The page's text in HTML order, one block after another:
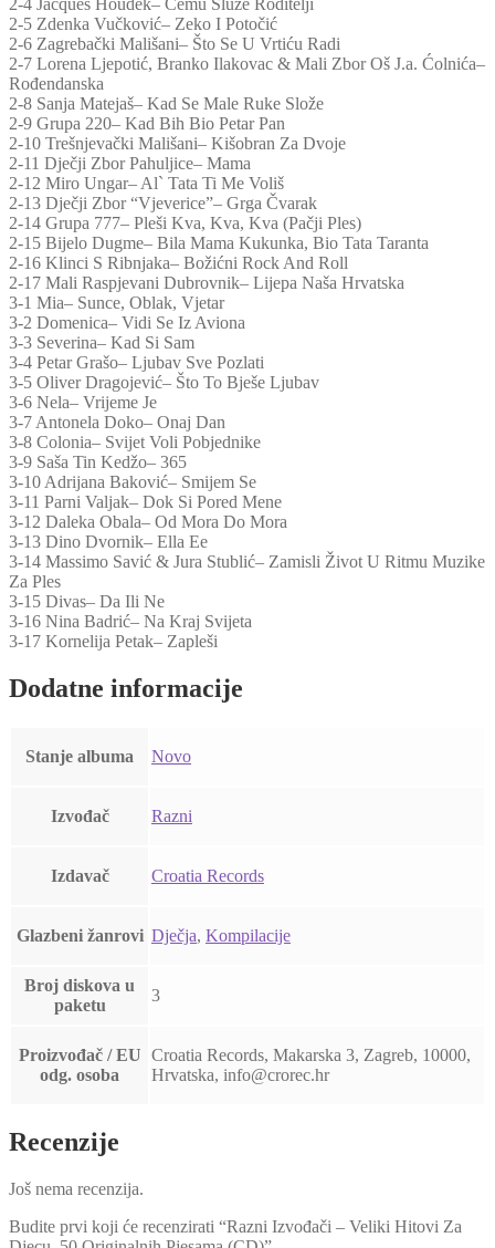
2-5 Zdenka Vučković– Zeko I Potočić
2-6 Zagrebački Mališani– Što Se U Vrtiću Radi
2-7 Lorena Ljepotić, Branko Ilakovac & Mali Zbor Oš J.a. Ćolnića–
Rođendanska
2-8 Sanja Matejaš– Kad Se Male Ruke Slože
2-9 Grupa 220– Kad Bih Bio Petar Pan
2-10 Trešnjevački Mališani– Kišobran Za Dvoje
2-11 Dječji Zbor Pahuljice– Mama
2-12 Miro Ungar– Al` Tata Ti Me Voliš
2-13 Dječji Zbor “Vjeverice”– Grga Čvarak
2-14 Grupa 777– Pleši Kva, Kva, Kva (Pačji Ples)
2-15 Bijelo Dugme– Bila Mama Kukunka, Bio Tata Taranta
2-16 Klinci S Ribnjaka– Božićni Rock And Roll
2-17 Mali Raspjevani Dubrovnik– Lijepa Naša Hrvatska
3-1 Mia– Sunce, Oblak, Vjetar
3-2 Domenica– Vidi Se Iz Aviona
3-3 Severina– Kad Si Sam
3-4 Petar Grašo– Ljubav Sve Pozlati
3-5 Oliver Dragojević– Što To Bješe Ljubav
3-6 Nela– Vrijeme Je
3-7 Antonela Doko– Onaj Dan
3-8 Colonia– Svijet Voli Pobjednike
3-9 Saša Tin Kedžo– 365
3-10 Adrijana Baković– Smijem Se
3-11 Parni Valjak– Dok Si Pored Mene
3-12 Daleka Obala– Od Mora Do Mora
3-13 Dino Dvornik– Ella Ee
3-14 Massimo Savić & Jura Stublić– Zamisli Život U Ritmu Muzike
Za Ples
3-15 Divas– Da Ili Ne
3-16 Nina Badrić– Na Kraj Svijeta
3-17 Kornelija Petak– Zapleši
Dodatne informacije
Stanje albuma Novo
Izvođač Razni
Izdavač Croatia Records
Glazbeni žanrovi Dječja, Kompilacije
Broj diskova u
paketu
3
Proizvođač / EU
odg. osoba
Croatia Records, Makarska 3, Zagreb, 10000,
Hrvatska, info@crorec.hr
Recenzije
Još nema recenzija.
Budite prvi koji će recenzirati “Razni Izvođači – Veliki Hitovi Za